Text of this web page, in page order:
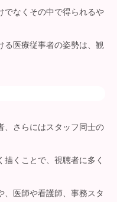
でなくその中で得られるや
る医療従事者の姿勢は、観
、さらにはスタッフ同士の
くことで、視聴者に多く
、医師や看護師、事務スタ